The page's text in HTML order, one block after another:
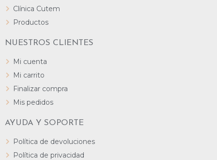
Clínica Cutem
Productos
NUESTROS CLIENTES
Mi cuenta
Mi carrito
Finalizar compra
Mis pedidos
AYUDA Y SOPORTE
Política de devoluciones
Política de privacidad